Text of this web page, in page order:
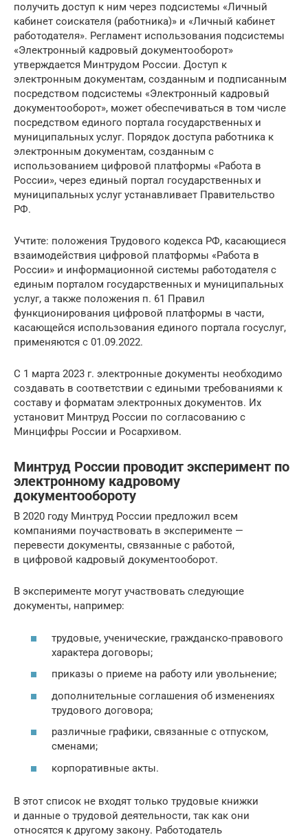
получить доступ к ним через подсистемы «Личный
кабинет соискателя (работника)» и «Личный кабинет
работодателя». Регламент использования подсистемы
«Электронный кадровый документооборот»
утверждается Минтрудом России. Доступ к
электронным документам, созданным и подписанным
посредством подсистемы «Электронный кадровый
документооборот», может обеспечиваться в том числе
посредством единого портала государственных и
муниципальных услуг. Порядок доступа работника к
электронным документам, созданным с
использованием цифровой платформы «Работа в
России», через единый портал государственных и
муниципальных услуг устанавливает Правительство
РФ.
Учтите: положения Трудового кодекса РФ, касающиеся
взаимодействия цифровой платформы «Работа в
России» и информационной системы работодателя с
единым порталом государственных и муниципальных
услуг, а также положения п. 61 Правил
функционирования цифровой платформы в части,
касающейся использования единого портала госуслуг,
применяются с 01.09.2022.
С 1 марта 2023 г. электронные документы необходимо
создавать в соответствии с едиными требованиями к
составу и форматам электронных документов. Их
установит Минтруд России по согласованию с
Минцифры России и Росархивом.
Минтруд России проводит эксперимент по
электронному кадровому
документообороту
В 2020 году Минтруд России предложил всем
компаниями поучаствовать в эксперименте —
перевести документы, связанные с работой,
в цифровой кадровый документооборот.
В эксперименте могут участвовать следующие
документы, например:
трудовые, ученические, гражданско-правового
характера договоры;
приказы о приеме на работу или увольнение;
дополнительные соглашения об изменениях
трудового договора;
различные графики, связанные с отпуском,
сменами;
корпоративные акты.
В этот список не входят только трудовые книжки
и данные о трудовой деятельности, так как они
относятся к другому закону. Работодатель